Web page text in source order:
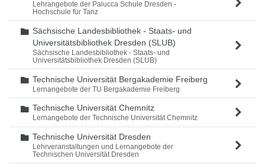
Lehrangebote der Palucca Schule Dresden -
Hochschule für Tanz
Ordner
Sächsische Landesbibliothek - Staats- und
Universitätsbibliothek Dresden (SLUB)
Sächsische Landesbibliothek - Staats- und
Universitätsbibliothek Dresden (SLUB)
Ordner
Technische Universität Bergakademie Freiberg
Lernangebote der TU Bergakademie Freiberg
Ordner
Technische Universität Chemnitz
Lernangebote der Technische Universität Chemnitz
Ordner
Technische Universität Dresden
Lehrveranstaltungen und Lernangebote der
Technischen Universität Dresden